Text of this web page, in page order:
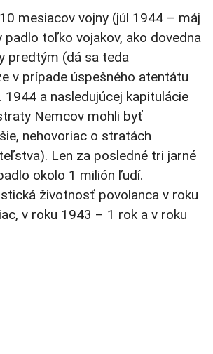
mesiacov vojny (júl 1944 – máj
toľko vojakov, ako dovedna
predtým (dá sa teda
v prípade úspešného atentátu
1944 a nasledujúcej kapitulácie
Nemcov mohli byť
nehovoriac o stratách
Len za posledné tri jarné
okolo 1 milión ľudí.
životnosť povolanca v roku
v roku 1943 – 1 rok a v roku